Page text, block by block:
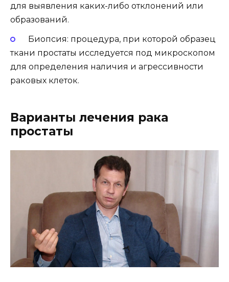
для выявления каких-либо отклонений или
образований.
Биопсия: процедура, при которой образец
ткани простаты исследуется под микроскопом
для определения наличия и агрессивности
раковых клеток.
Варианты лечения рака
простаты